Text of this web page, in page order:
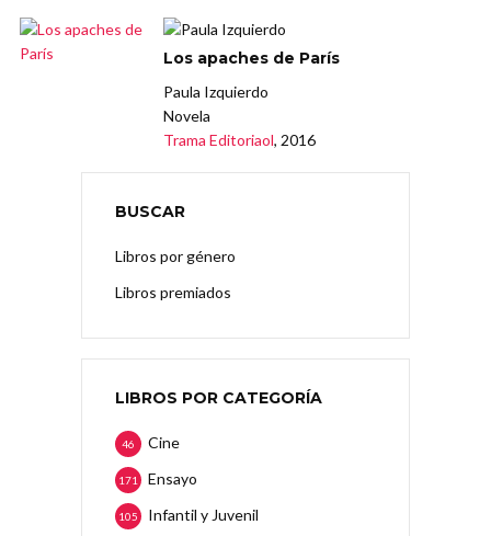
Los apaches de París
Paula Izquierdo
Novela
Trama Editoriaol, 2016
BUSCAR
Libros por género
Libros premiados
LIBROS POR CATEGORÍA
Cine
46
Ensayo
171
Infantil y Juvenil
105